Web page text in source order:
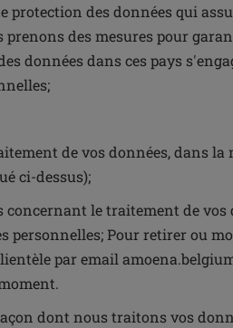
protection des données qui
des mesures pour
données dans ces pays
de vos données, dans la
ci-dessus);
le traitement de vos
personnelles; Pour retirer ou
par email
dont nous traitons vos